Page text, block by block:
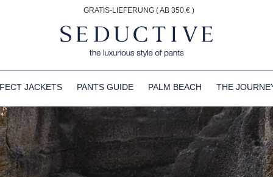
GRATIS-LIEFERUNG ( AB 350 € )
JACKETS PANTS GUIDE PALM BEACH THE